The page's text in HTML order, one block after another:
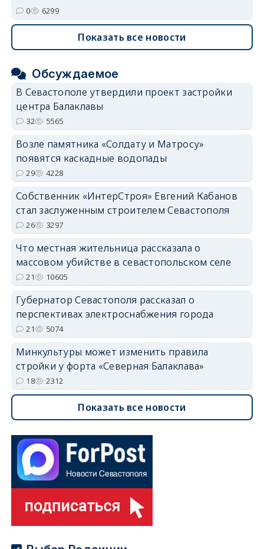
0 6299
Показать все новости
Обсуждаемое
В Севастополе утвердили проект застройки
центра Балаклавы
32 5565
Возле памятника «Солдату и Матросу»
появятся каскадные водопады
29 4228
Собственник «ИнтерСтроя» Евгений Кабанов
стал заслуженным строителем Севастополя
26 3297
Что местная жительница рассказала о
массовом убийстве в севастопольском селе
21 10605
Губернатор Севастополя рассказал о
перспективах электроснабжения города
21 5074
Минкультуры может изменить правила
стройки у форта «Северная Балаклава»
18 2312
Показать все новости